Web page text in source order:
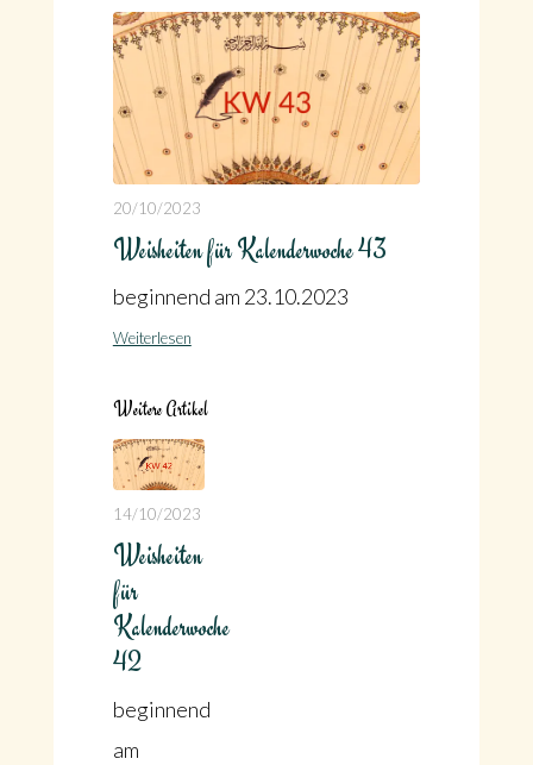
20/10/2023
Weisheiten für Kalenderwoche 43
beginnend am 23.10.2023
Weiterlesen
Weitere Artikel
14/10/2023
Weisheiten
für
Kalenderwoche
42
beginnend
am